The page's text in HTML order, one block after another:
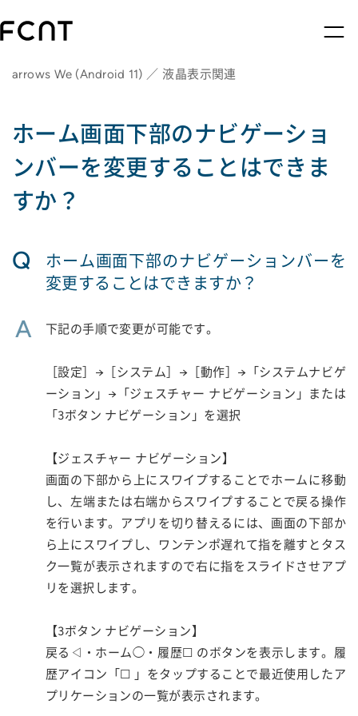
arrows We (Android 11) ／ 液晶表示関連
ホーム画面下部のナビゲーショ
ンバーを変更することはできま
すか？
Q
ホーム画面下部のナビゲーションバーを
変更することはできますか？
A 下記の手順で変更が可能です。
［設定］→［システム］→［動作］→「システムナビゲ
ーション」→「ジェスチャー ナビゲーション」または
「3ボタン ナビゲーション」を選択
【ジェスチャー ナビゲーション】
画面の下部から上にスワイプすることでホームに移動
し、左端または右端からスワイプすることで戻る操作
を行います。アプリを切り替えるには、画面の下部か
ら上にスワイプし、ワンテンポ遅れて指を離すとタス
ク一覧が表示されますので右に指をスライドさせアプ
リを選択します。
【3ボタン ナビゲーション】
戻る◁・ホーム◯・履歴☐ のボタンを表示します。履
歴アイコン「☐ 」をタップすることで最近使用したア
プリケーションの一覧が表示されます。